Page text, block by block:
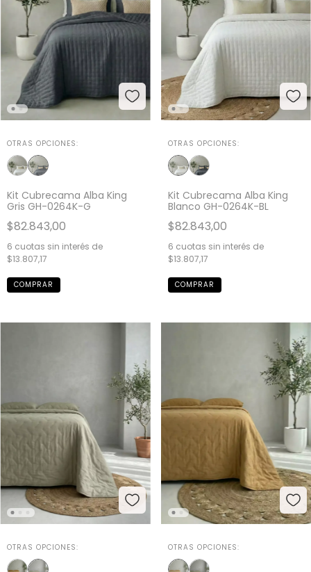
OTRAS OPCIONES:
Kit Cubrecama Alba King
Gris GH-0264K-G
$82.843,00
6 cuotas sin interés de
$13.807,17
OTRAS OPCIONES:
Kit Cubrecama Alba King
Blanco GH-0264K-BL
$82.843,00
6 cuotas sin interés de
$13.807,17
OTRAS OPCIONES: OTRAS OPCIONES: